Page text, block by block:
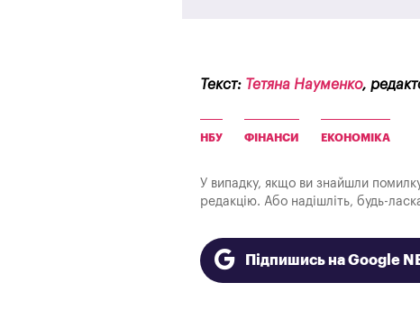
Текст: Тетяна Науменко,
НБУ ФІНАНСИ ЕКОНОМІКА
У випадку, якщо ви знайшли
редакцію. Або надішліть, будь-
Підпишись на Google